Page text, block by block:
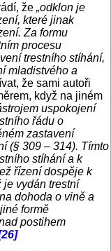
že „odklon je
které jinak
Za formu
procesu
trestního stíhání,
mladistvého a
že sami autoři
když na jiném
uspokojení
řádu o
zastavení
(§ 309 – 314). Tímto
stíhání a k
řízení dospěje k
je vydán trestní
dohoda o vině a
formě
postihem